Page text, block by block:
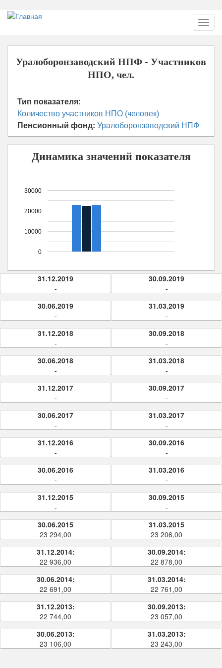
Перейти
основному
содержанию
Уралоборонзаводский НПФ - Участников
НПО, чел.
Тип показателя:
Количество участников НПО (человек)
Пенсионный фонд: Уралоборонзаводский НПФ
Динамика значений показателя
0
10000
20000
30000
31.12.2019
-
30.09.2019
-
30.06.2019
-
31.03.2019
-
31.12.2018
-
30.09.2018
-
30.06.2018
-
31.03.2018
-
31.12.2017
-
30.09.2017
-
30.06.2017
-
31.03.2017
-
31.12.2016
-
30.09.2016
-
30.06.2016
-
31.03.2016
-
31.12.2015
-
30.09.2015
-
30.06.2015
23 294,00
31.03.2015
23 206,00
31.12.2014:
22 936,00
30.09.2014:
22 878,00
30.06.2014:
22 691,00
31.03.2014:
22 761,00
31.12.2013:
22 744,00
30.09.2013:
23 057,00
30.06.2013:
23 106,00
31.03.2013:
23 243,00